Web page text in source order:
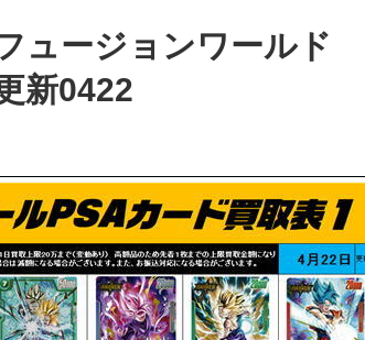
ュージョンワールド
新0422